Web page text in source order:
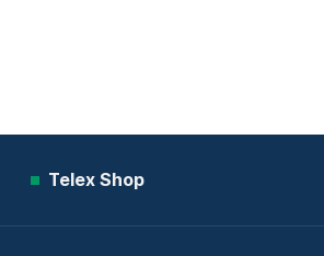
Telex Shop